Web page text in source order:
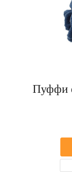
Пуффи